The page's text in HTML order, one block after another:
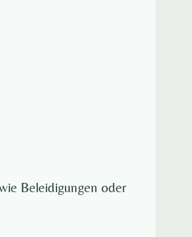
Beleidigungen oder